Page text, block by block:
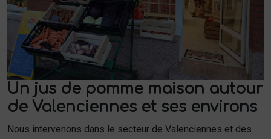
Un jus de pomme maison autour
de Valenciennes et ses environs
Nous intervenons dans le secteur de Valenciennes et des